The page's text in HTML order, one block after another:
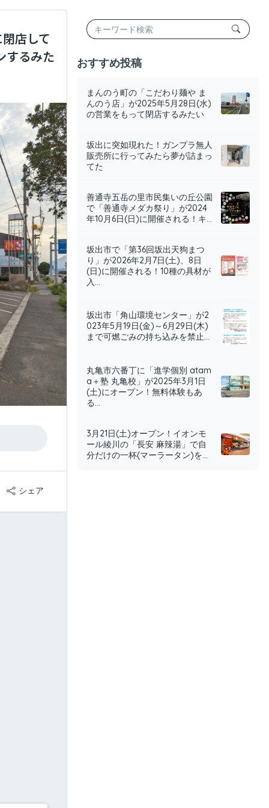
店して
するみた
シェア
おすすめ投稿
まんのう町の「こだわり麺や ま
んのう店」が2025年5月28日(水)
の営業をもって閉店するみたい
坂出に突如現れた！ガンプラ無人
販売所に行ってみたら夢が詰まっ
てた
善通寺五岳の里市民集いの丘公園
で「善通寺メダカ祭り」が2024
年10月6日(日)に開催される！キ...
坂出市で「第36回坂出天狗まつ
り」が2026年2月7日(土)、8日
(日)に開催される！10種の具材が
入...
坂出市「角山環境センター」が2
023年5月19日(金)～6月29日(木)
まで可燃ごみの持ち込みを禁止...
丸亀市六番丁に「進学個別 atam
a＋塾 丸亀校」が2025年3月1日
(土)にオープン！無料体験もあ
る...
3月21日(土)オープン！イオンモ
ール綾川の「長安 麻辣湯」で自
分だけの一杯(マーラータン)を...